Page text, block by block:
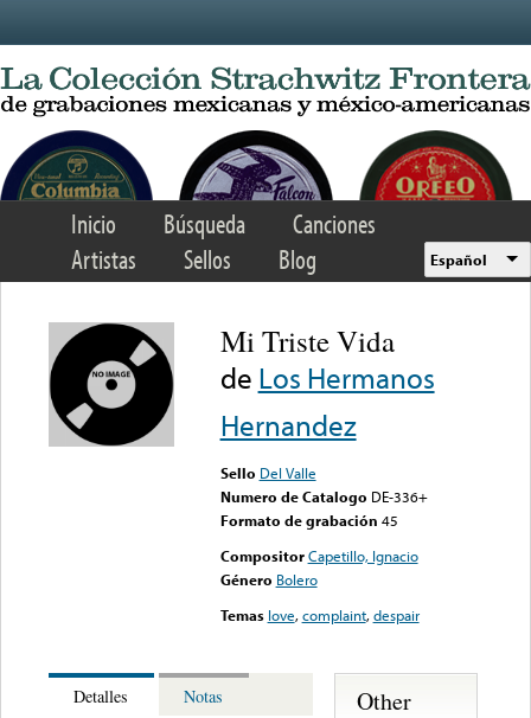
Inicio Búsqueda
Canciones
Artistas
Sellos Blog Español
Mi Triste Vida
de Los Hermanos
Hernandez
Sello Del Valle
Numero de Catalogo DE-336+
Formato de grabación 45
Compositor Capetillo, Ignacio
Género Bolero
Temas love,complaint,despair
Detalles Notas
Other